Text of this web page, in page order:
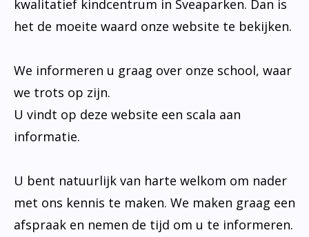
kwalitatief kindcentrum in Sveaparken. Dan is
het de moeite waard onze website te bekijken.
We informeren u graag over onze school, waar
we trots op zijn.
U vindt op deze website een scala aan
informatie.
U bent natuurlijk van harte welkom om nader
met ons kennis te maken. We maken graag een
afspraak en nemen de tijd om u te informeren.